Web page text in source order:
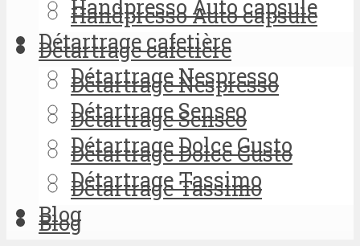
Handpresso Auto capsule
Détartrage cafetière
Détartrage Nespresso
Détartrage Senseo
Détartrage Dolce Gusto
Détartrage Tassimo
Blog
Handpresso Auto capsule
Détartrage cafetière
Détartrage Nespresso
Détartrage Senseo
Détartrage Dolce Gusto
Détartrage Tassimo
Blog